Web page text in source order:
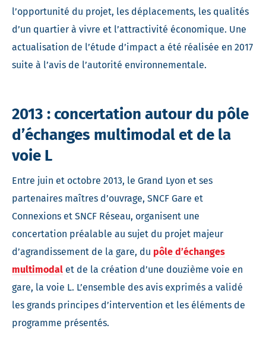
l’opportunité du projet, les déplacements, les qualités
d’un quartier à vivre et l’attractivité économique. Une
actualisation de l’étude d’impact a été réalisée en 2017
suite à l’avis de l’autorité environnementale.
2013 : concertation autour du pôle
d’échanges multimodal et de la
voie L
Entre juin et octobre 2013, le Grand Lyon et ses
partenaires maîtres d’ouvrage, SNCF Gare et
Connexions et SNCF Réseau, organisent une
concertation préalable au sujet du projet majeur
d’agrandissement de la gare, du pôle d’échanges
multimodal et de la création d’une douzième voie en
gare, la voie L. L’ensemble des avis exprimés a validé
les grands principes d’intervention et les éléments de
programme présentés.